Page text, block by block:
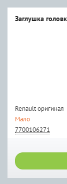
Заглушка
Renault оригинал
Мало
7700106271